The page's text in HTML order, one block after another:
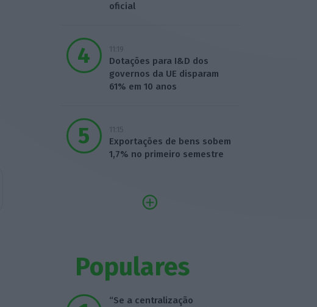
oficial
11:19
Dotações para I&D dos
governos da UE disparam
61% em 10 anos
11:15
Exportações de bens sobem
1,7% no primeiro semestre
Populares
“Se a centralização